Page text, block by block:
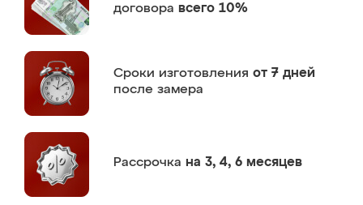
договора всего 10%
Сроки изготовления от 7 дней
после замера
Рассрочка на 3, 4, 6 месяцев